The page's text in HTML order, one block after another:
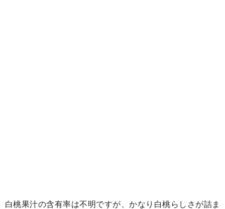
白桃果汁の含有率は不明ですが、かなり白桃らしさが詰ま